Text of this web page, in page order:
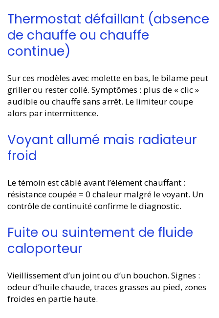
Thermostat défaillant (absence
de chauffe ou chauffe
continue)
Sur ces modèles avec molette en bas, le bilame peut
griller ou rester collé. Symptômes : plus de « clic »
audible ou chauffe sans arrêt. Le limiteur coupe
alors par intermittence.
Voyant allumé mais radiateur
froid
Le témoin est câblé avant l’élément chauffant :
résistance coupée = 0 chaleur malgré le voyant. Un
contrôle de continuité confirme le diagnostic.
Fuite ou suintement de fluide
caloporteur
Vieillissement d’un joint ou d’un bouchon. Signes :
odeur d’huile chaude, traces grasses au pied, zones
froides en partie haute.